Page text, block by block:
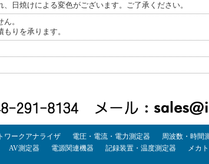
日焼けによる変色がございます。ご了承ください。
。
りを承ります。
ワークアナライザ 電圧・電流・電力測定器 周波数・時間
AV測定器 電源関連機器 記録装置・温度測定器 メカ